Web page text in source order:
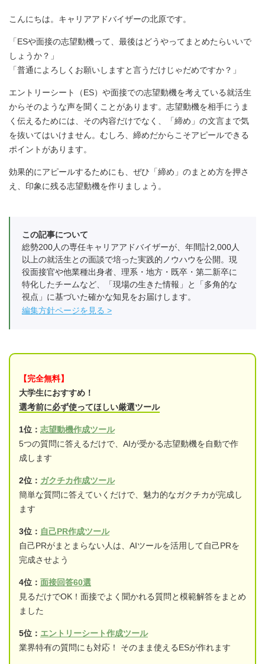
こんにちは。キャリアアドバイザーの北原です。
「ESや面接の志望動機って、最後はどうやってまとめたらいいで
しょうか？」
「普通によろしくお願いしますと言うだけじゃだめですか？」
エントリーシート（ES）や面接での志望動機を考えている就活生
からそのような声を聞くことがあります。志望動機を相手にうま
く伝えるためには、その内容だけでなく、「締め」の文言まで気
を抜いてはいけません。むしろ、締めだからこそアピールできる
ポイントがあります。
効果的にアピールするためにも、ぜひ「締め」のまとめ方を押さ
え、印象に残る志望動機を作りましょう。
この記事について
総勢200人の専任キャリアアドバイザーが、年間計2,000人
以上の就活生との面談で培った実践的ノウハウを公開。現
役面接官や他業種出身者、理系・地方・既卒・第二新卒に
特化したチームなど、「現場の生きた情報」と「多角的な
視点」に基づいた確かな知見をお届けします。
編集方針ページを見る
【完全無料】
大学生におすすめ！
選考前に必ず使ってほしい厳選ツール
1位： 志望動機作成ツール
5つの質問に答えるだけで、AIが受かる志望動機を自動で作
成します
2位： ガクチカ作成ツール
簡単な質問に答えていくだけで、魅力的なガクチカが完成し
ます
3位： 自己PR作成ツール
自己PRがまとまらない人は、AIツールを活用して自己PRを
完成させよう
4位： 面接回答60選
見るだけでOK！面接でよく聞かれる質問と模範解答をまとめ
ました
5位： エントリーシート作成ツール
業界特有の質問にも対応！ そのまま使えるESが作れます